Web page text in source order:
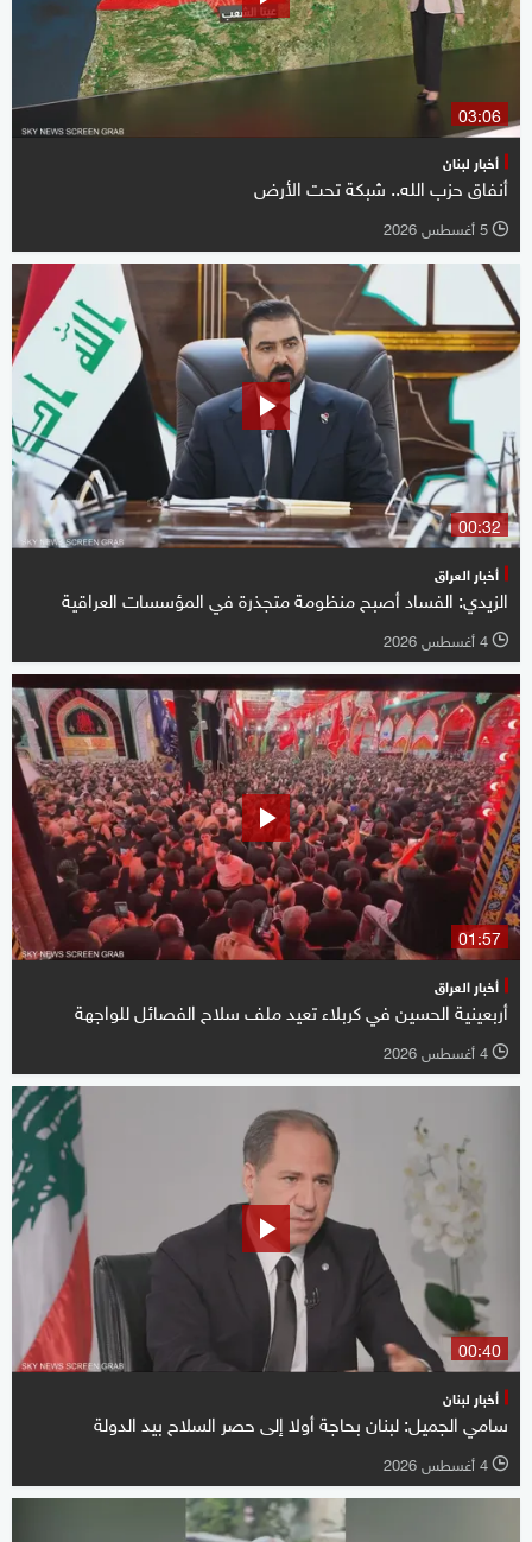
03:06
أخبار لبنان
أنفاق حزب الله.. شبكة تحت الأرض
l 5 أغسطس 2026
00:32
أخبار العراق
الزيدي: الفساد أصبح منظومة متجذرة في المؤسسات العراقية
l 4 أغسطس 2026
01:57
أخبار العراق
أربعينية الحسين في كربلاء تعيد ملف سلاح الفصائل للواجهة
l 4 أغسطس 2026
00:40
أخبار لبنان
سامي الجميل: لبنان بحاجة أولا إلى حصر السلاح بيد الدولة
l 4 أغسطس 2026